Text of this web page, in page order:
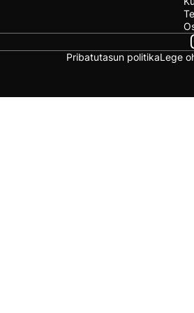
Pribatutasun politikaLege